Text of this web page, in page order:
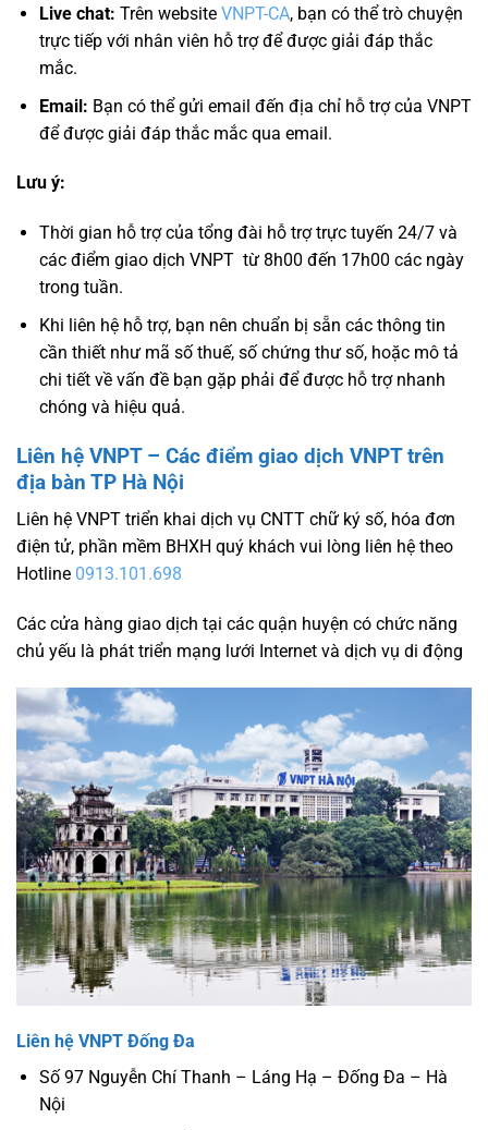
Live chat: Trên website VNPT-CA, bạn có thể trò chuyện
trực tiếp với nhân viên hỗ trợ để được giải đáp thắc
mắc.
Email: Bạn có thể gửi email đến địa chỉ hỗ trợ của VNPT
để được giải đáp thắc mắc qua email.
Lưu ý:
Thời gian hỗ trợ của tổng đài hỗ trợ trực tuyến 24/7 và
các điểm giao dịch VNPT từ 8h00 đến 17h00 các ngày
trong tuần.
Khi liên hệ hỗ trợ, bạn nên chuẩn bị sẵn các thông tin
cần thiết như mã số thuế, số chứng thư số, hoặc mô tả
chi tiết về vấn đề bạn gặp phải để được hỗ trợ nhanh
chóng và hiệu quả.
Liên hệ VNPT – Các điểm giao dịch VNPT trên
địa bàn TP Hà Nội
Liên hệ VNPT triển khai dịch vụ CNTT chữ ký số, hóa đơn
điện tử, phần mềm BHXH quý khách vui lòng liên hệ theo
Hotline 0913.101.698
Các cửa hàng giao dịch tại các quận huyện có chức năng
chủ yếu là phát triển mạng lưới Internet và dịch vụ di động
Liên hệ VNPT Đống Đa
Số 97 Nguyễn Chí Thanh – Láng Hạ – Đống Đa – Hà
Nội